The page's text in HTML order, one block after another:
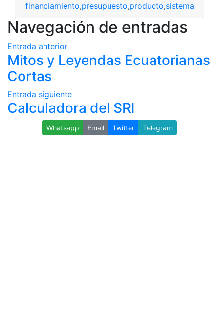
financiamiento,presupuesto,producto,sistema
Navegación de entradas
Entrada anterior
Mitos y Leyendas Ecuatorianas
Cortas
Entrada siguiente
Calculadora del SRI
Whatsapp Email Twitter Telegram